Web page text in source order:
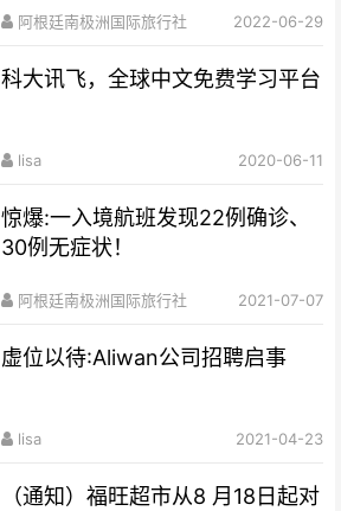
阿根廷南极洲国际旅行社 2022-06-29
科大讯飞，全球中文免费学习平台
lisa 2020-06-11
惊爆:一入境航班发现22例确诊、
30例无症状！
阿根廷南极洲国际旅行社 2021-07-07
虚位以待:Aliwan公司招聘启事
lisa 2021-04-23
（通知）福旺超市从8 月18日起对